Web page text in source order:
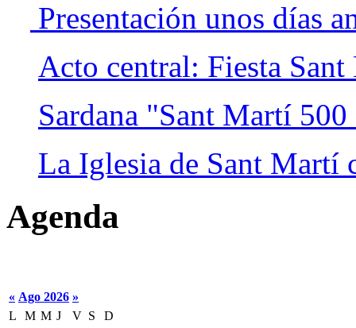
Presentación unos días
Acto central: Fiesta
Sardana "Sant Martí 500
La Iglesia de Sant Martí
Agenda
« Ago 2026 »
L
M M J V S
D